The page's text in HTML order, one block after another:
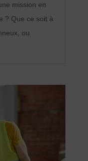
mission en
? Que ce soit à
ou